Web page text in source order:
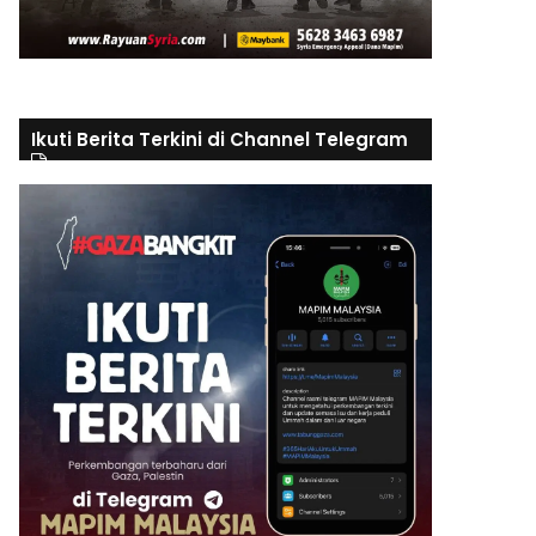
Ikuti Berita Terkini di Channel Telegram